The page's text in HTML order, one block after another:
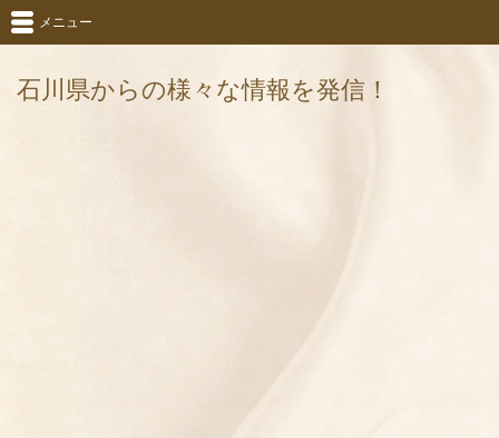
石川県からの様々な情報を発信！
メニュー